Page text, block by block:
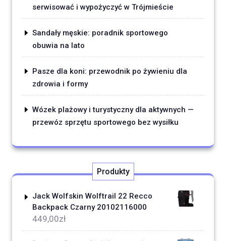
serwisować i wypożyczyć w Trójmieście
Sandały męskie: poradnik sportowego
obuwia na lato
Pasze dla koni: przewodnik po żywieniu dla
zdrowia i formy
Wózek plażowy i turystyczny dla aktywnych —
przewóz sprzętu sportowego bez wysiłku
Produkty
Jack Wolfskin Wolftrail 22 Recco
Backpack Czarny 20102116000
449,00zł